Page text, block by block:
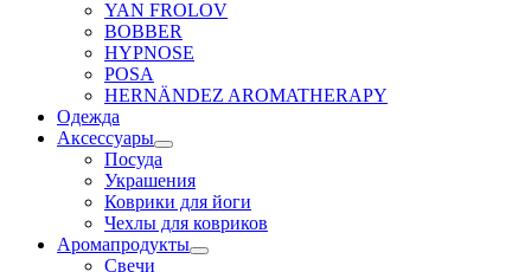
YAN FROLOV
BOBBER
HYPNOSE
POSA
HERNÄNDEZ AROMATHERAPY
Одежда
Аксессуары
Посуда
Украшения
Коврики для йоги
Чехлы для ковриков
Аромапродукты
Свечи